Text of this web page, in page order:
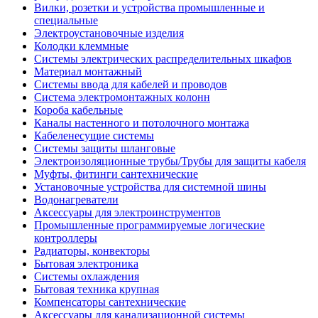
Вилки, розетки и устройства промышленные и
специальные
Электроустановочные изделия
Колодки клеммные
Системы электрических распределительных шкафов
Материал монтажный
Системы ввода для кабелей и проводов
Система электромонтажных колонн
Короба кабельные
Каналы настенного и потолочного монтажа
Кабеленесущие системы
Системы защиты шланговые
Электроизоляционные трубы/Трубы для защиты кабеля
Муфты, фитинги сантехнические
Установочные устройства для системной шины
Водонагреватели
Аксессуары для электроинструментов
Промышленные программируемые логические
контроллеры
Радиаторы, конвекторы
Бытовая электроника
Системы охлаждения
Бытовая техника крупная
Компенсаторы сантехнические
Аксессуары для канализационной системы